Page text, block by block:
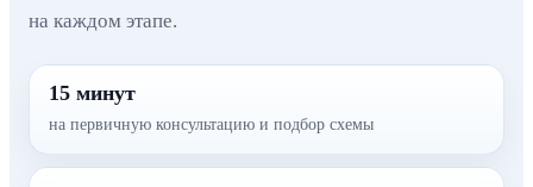
на каждом этапе.
15 минут
на первичную консультацию и подбор схемы